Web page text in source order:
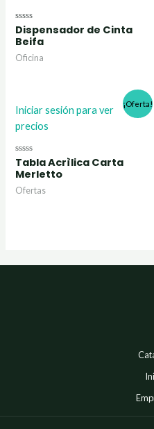
Valorado
con
0
de
5
Dispensador de Cinta
Beifa
Oficina
¡Oferta!
Iniciar sesión para ver
precios
Valorado
con
0
de
5
Tabla Acrìlica Carta
Merletto
Ofertas